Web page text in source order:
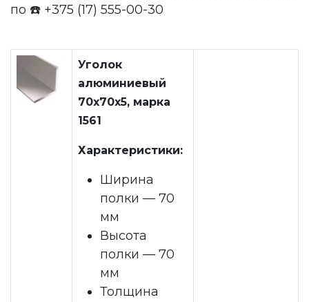
по ☎️ +375 (17) 555-00-30
Уголок
алюминиевый
70x70x5, марка
1561
Характеристики:
Ширина
полки — 70
мм
Высота
полки — 70
мм
Толщина